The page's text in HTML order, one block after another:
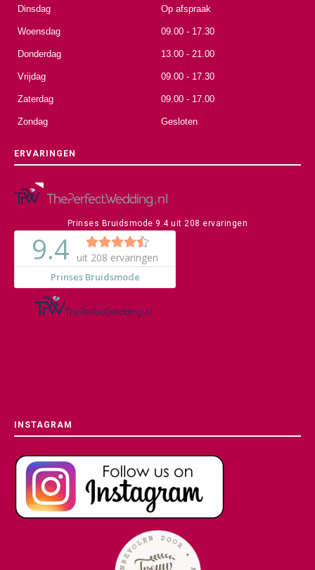
Dinsdag Op afspraak
Woensdag 09.00 - 17.30
Donderdag 13.00 - 21.00
Vrijdag 09.00 - 17.30
Zaterdag 09.00 - 17.00
Zondag Gesloten
ERVARINGEN
Prinses Bruidsmode 9.4uit208 ervaringen
INSTAGRAM